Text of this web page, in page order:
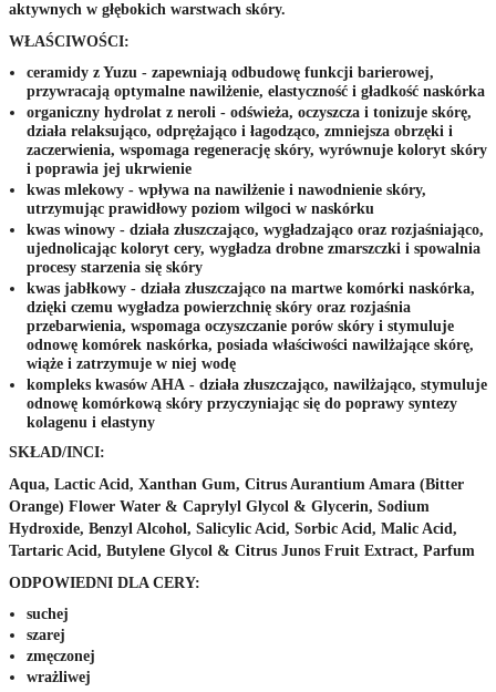
aktywnych w głębokich warstwach skóry.
WŁAŚCIWOŚCI:
ceramidy z Yuzu - zapewniają odbudowę funkcji barierowej,
przywracają optymalne nawilżenie, elastyczność i gładkość naskórka
organiczny hydrolat z neroli - odświeża, oczyszcza i tonizuje skórę,
działa relaksująco, odprężająco i łagodząco, zmniejsza obrzęki i
zaczerwienia, wspomaga regenerację skóry, wyrównuje koloryt skóry
i poprawia jej ukrwienie
kwas mlekowy - wpływa na nawilżenie i nawodnienie skóry,
utrzymując prawidłowy poziom wilgoci w naskórku
kwas winowy - działa złuszczająco, wygładzająco oraz rozjaśniająco,
ujednolicając koloryt cery, wygładza drobne zmarszczki i spowalnia
procesy starzenia się skóry
kwas jabłkowy - działa złuszczająco na martwe komórki naskórka,
dzięki czemu wygładza powierzchnię skóry oraz rozjaśnia
przebarwienia, wspomaga oczyszczanie porów skóry i stymuluje
odnowę komórek naskórka, posiada właściwości nawilżające skórę,
wiąże i zatrzymuje w niej wodę
kompleks kwasów AHA - działa złuszczająco, nawilżająco, stymuluje
odnowę komórkową skóry przyczyniając się do poprawy syntezy
kolagenu i elastyny
SKŁAD/INCI:
Aqua, Lactic Acid, Xanthan Gum, Citrus Aurantium Amara (Bitter
Orange) Flower Water & Caprylyl Glycol & Glycerin, Sodium
Hydroxide, Benzyl Alcohol, Salicylic Acid, Sorbic Acid, Malic Acid,
Tartaric Acid, Butylene Glycol & Citrus Junos Fruit Extract, Parfum
ODPOWIEDNI DLA CERY:
suchej
szarej
zmęczonej
wrażliwej